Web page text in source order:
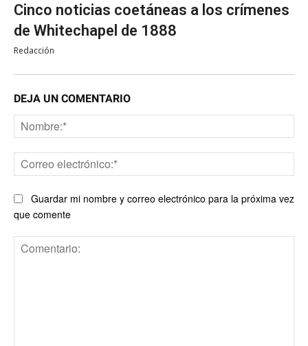
Cinco noticias coetáneas a los crímenes
de Whitechapel de 1888
Redacción
DEJA UN COMENTARIO
Guardar mi nombre y correo electrónico para la próxima vez
que comente